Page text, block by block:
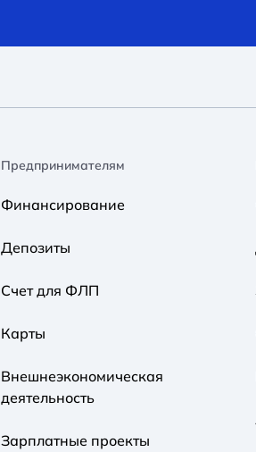
Предпринимателям
Финансирование
Депозиты
Счет для ФЛП
Карты
Внешнеэкономическая
деятельность
Зарплатные проекты